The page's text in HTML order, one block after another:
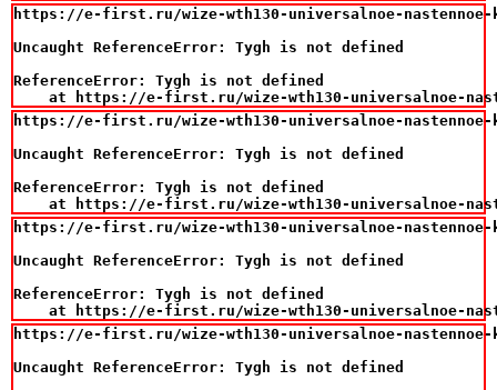
https://e-first.ru/wize-wth130-universalnoe-nastennoe-
Uncaught ReferenceError: Tygh is not defined
ReferenceError: Tygh is not defined
at https://e-first.ru/wize-wth130-universalnoe-
https://e-first.ru/wize-wth130-universalnoe-nastennoe-
Uncaught ReferenceError: Tygh is not defined
ReferenceError: Tygh is not defined
at https://e-first.ru/wize-wth130-universalnoe-
https://e-first.ru/wize-wth130-universalnoe-nastennoe-
Uncaught ReferenceError: Tygh is not defined
ReferenceError: Tygh is not defined
at https://e-first.ru/wize-wth130-universalnoe-
https://e-first.ru/wize-wth130-universalnoe-nastennoe-
Uncaught ReferenceError: Tygh is not defined